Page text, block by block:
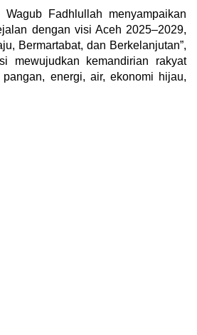
Wagub Fadhlullah menyampaikan
dengan visi Aceh 2025–2029,
Bermartabat, dan Berkelanjutan”,
mewujudkan kemandirian rakyat
energi, air, ekonomi hijau,